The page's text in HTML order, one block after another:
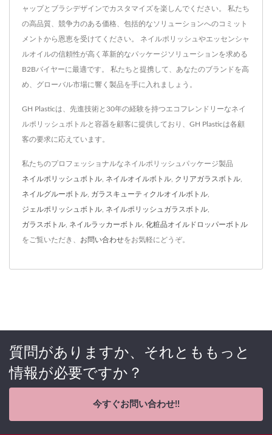
ャップとブラシデザインでカスタマイズを楽しんでください。 私たち
の高品質、競争力のある価格、包括的なソリューションへのコミット
メントから恩恵を受けてください。 ネイルポリッシュやエッセンシャ
ルオイルの信頼性が高く革新的なパッケージソリューションを求める
B2Bバイヤーに最適です。 私たちと提携して、あなたのブランドを高
め、グローバル市場に響く製品を手に入れましょう。
GH Plasticは、先進技術と30年の経験を持つエコフレンドリーなネイ
ルポリッシュボトルと容器を顧客に提供しており、GH Plasticは各顧
客の要求に応えています。
私たちのプロフェッショナルなネイルポリッシュパッケージ製品
ネイルポリッシュボトル ネイルオイルボトル クリアガラスボトル
ネイルグルーボトル ガラスキューティクルオイルボトル
ジェルポリッシュボトル ネイルポリッシュガラスボトル
ガラスボトル ネイルラッカーボトル 化粧品オイルドロッパーボトル
をご覧いただき、 お問い合わせをお気軽にどうぞ。
質問がありますか、それとももっと
情報が必要ですか？
今すぐお問い合わせ!!